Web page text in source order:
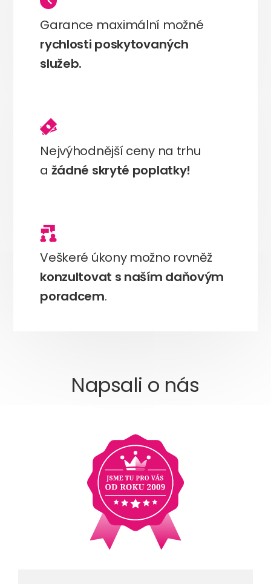
Garance maximální možné
rychlosti poskytovaných
služeb.
Nejvýhodnější ceny na trhu
a žádné skryté poplatky!
Veškeré úkony možno rovněž
konzultovat s naším daňovým
poradcem.
Napsali o nás